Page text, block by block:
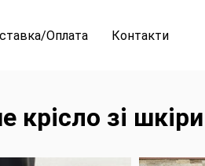
Оплата Контакти
крісло зі шкіри